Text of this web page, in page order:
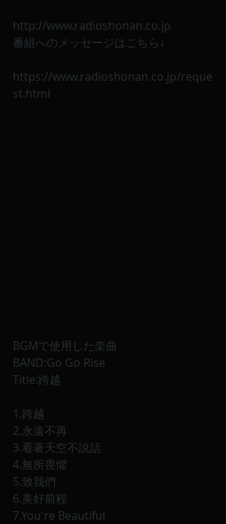
http://www.radioshonan.co.jp
番組へのメッセージはこちら↓
https://www.radioshonan.co.jp/reque
st.html
BGMで使用した楽曲
BAND:Go Go Rise
Title:跨越
1.跨越
2.永遠不再
3.看著天空不說話
4.無所畏懼
5.致我們
6.美好前程
7.You're Beautiful